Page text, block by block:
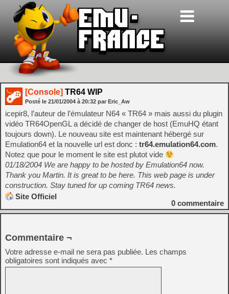
[Console] TR64 WIP
Posté le 21/01/2004 à 20:32 par Eric_Aw
icepir8, l’auteur de l’émulateur N64 « TR64 » mais aussi du plugin
vidéo TR64OpenGL a décidé de changer de host (EmuHQ étant
toujours down). Le nouveau site est maintenant hébergé sur
Emulation64 et la nouvelle url est donc : tr64.emulation64.com.
Notez que pour le moment le site est plutot vide
01/18/2004 We are happy to be hosted by Emulation64 now.
Thank you Martin. It is great to be here. This web page is under
construction. Stay tuned for up coming TR64 news.
Site Officiel
0 commentaire
Commentaire ¬
Votre adresse e-mail ne sera pas publiée. Les champs
obligatoires sont indiqués avec *